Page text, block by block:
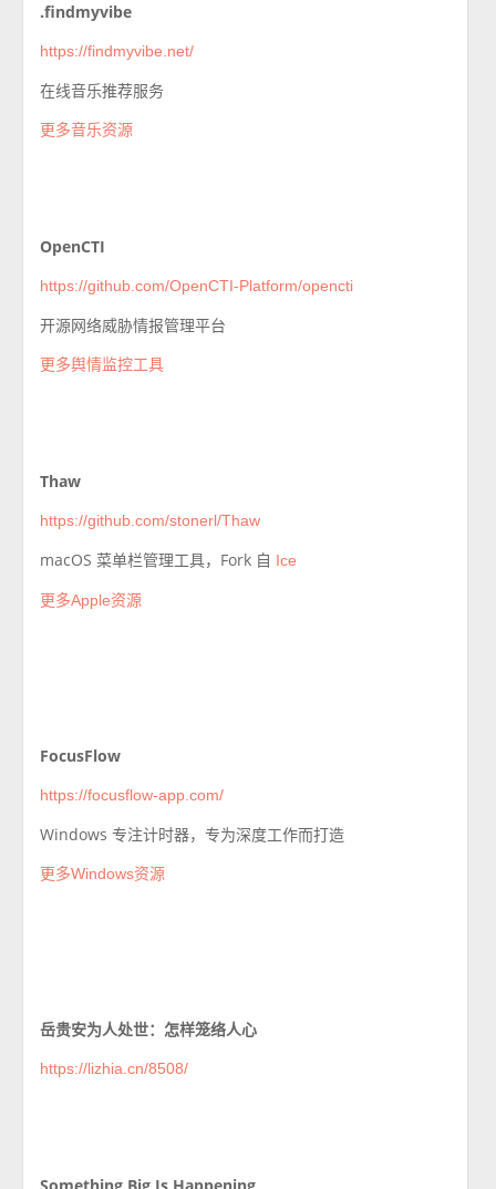
.findmyvibe
https://findmyvibe.net/
在线音乐推荐服务
更多音乐资源
OpenCTI
https://github.com/OpenCTI-Platform/opencti
开源网络威胁情报管理平台
更多舆情监控工具
Thaw
https://github.com/stonerl/Thaw
macOS 菜单栏管理工具，Fork 自 Ice
更多Apple资源
FocusFlow
https://focusflow-app.com/
Windows 专注计时器，专为深度工作而打造
更多Windows资源
岳贵安为人处世：怎样笼络人心
https://lizhia.cn/8508/